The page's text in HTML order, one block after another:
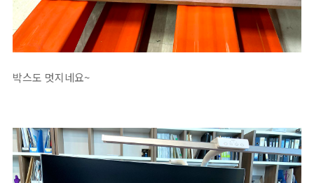
박스도 멋지네요~